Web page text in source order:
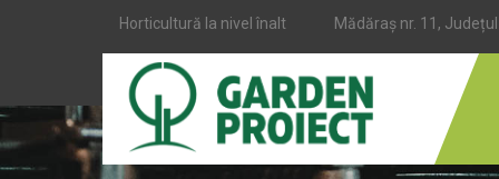
Horticultură la nivel înalt Mădăraș nr. 11,